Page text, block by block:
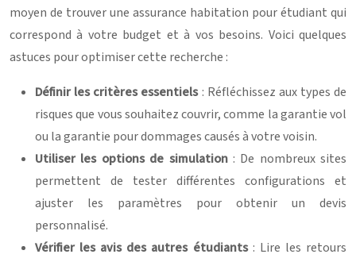
moyen de trouver une assurance habitation pour étudiant qui
correspond à votre budget et à vos besoins. Voici quelques
astuces pour optimiser cette recherche :
Définir les critères essentiels: Réfléchissez aux types de
risques que vous souhaitez couvrir, comme la garantie vol
ou la garantie pour dommages causés à votre voisin.
Utiliser les options de simulation: De nombreux sites
permettent de tester différentes configurations et
ajuster les paramètres pour obtenir un devis
personnalisé.
Vérifier les avis des autres étudiants: Lire les retours